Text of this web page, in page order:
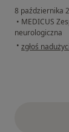
8 października
• MEDICUS
neurologiczna
• w opinii
zgłoś